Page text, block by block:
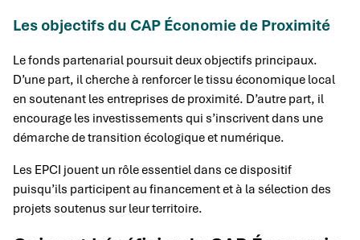
Les objectifs du CAP Économie de Proximité
Le fonds partenarial poursuit deux objectifs principaux.
D’une part, il cherche à renforcer le tissu économique local
en soutenant les entreprises de proximité. D’autre part, il
encourage les investissements qui s’inscrivent dans une
démarche de transition écologique et numérique.
Les EPCI jouent un rôle essentiel dans ce dispositif
puisqu’ils participent au financement et à la sélection des
projets soutenus sur leur territoire.